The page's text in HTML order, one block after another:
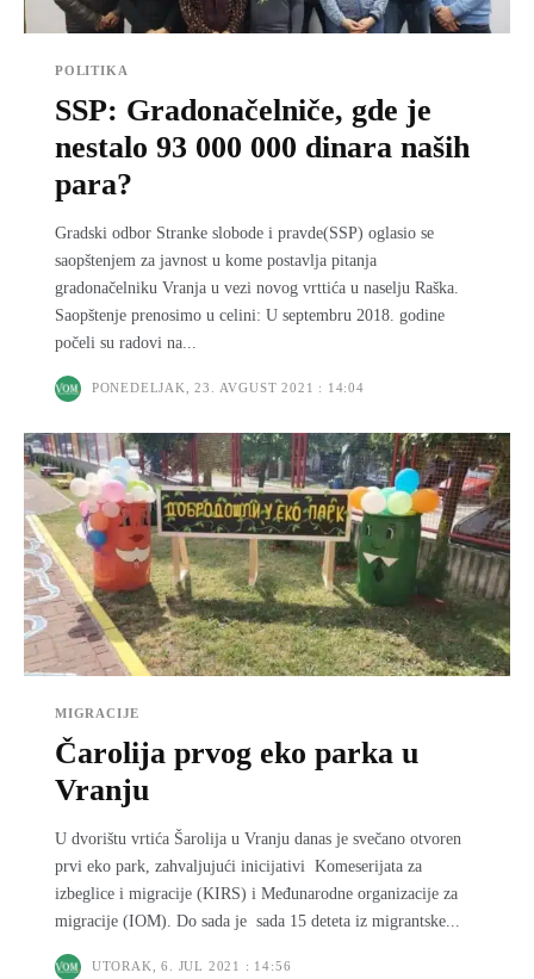
POLITIKA
SSP: Gradonačelniče, gde je
nestalo 93 000 000 dinara naših
para?
Gradski odbor Stranke slobode i pravde(SSP) oglasio se
saopštenjem za javnost u kome postavlja pitanja
gradonačelniku Vranja u vezi novog vrttića u naselju Raška.
Saopštenje prenosimo u celini: U septembru 2018. godine
počeli su radovi na...
PONEDELJAK, 23. AVGUST 2021 : 14:04
MIGRACIJE
Čarolija prvog eko parka u
Vranju
U dvorištu vrtića Šarolija u Vranju danas je svečano otvoren
prvi eko park, zahvaljujući inicijativi Komeserijata za
izbeglice i migracije (KIRS) i Međunarodne organizacije za
migracije (IOM). Do sada je sada 15 deteta iz migrantske...
UTORAK, 6. JUL 2021 : 14:56